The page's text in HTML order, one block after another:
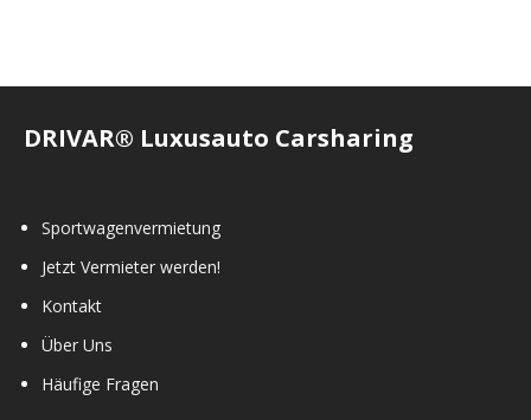
DRIVAR® Luxusauto Carsharing
Sportwagenvermietung
Jetzt Vermieter werden!
Kontakt
Über Uns
Häufige Fragen